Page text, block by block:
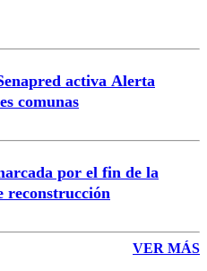
activa Alerta
comunas
por el fin de la
reconstrucción
VER MÁS